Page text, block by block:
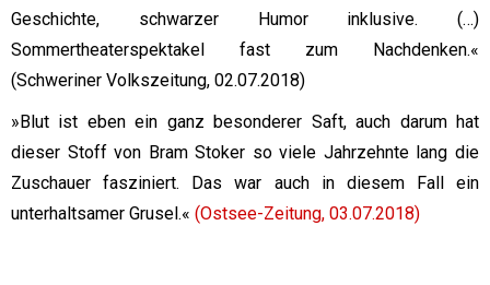
Geschichte, schwarzer Humor inklusive. (…)
Sommertheaterspektakel fast zum Nachdenken.«
(Schweriner Volkszeitung, 02.07.2018)
»Blut ist eben ein ganz besonderer Saft, auch darum hat
dieser Stoff von Bram Stoker so viele Jahrzehnte lang die
Zuschauer fasziniert. Das war auch in diesem Fall ein
unterhaltsamer Grusel.« (Ostsee-Zeitung, 03.07.2018)